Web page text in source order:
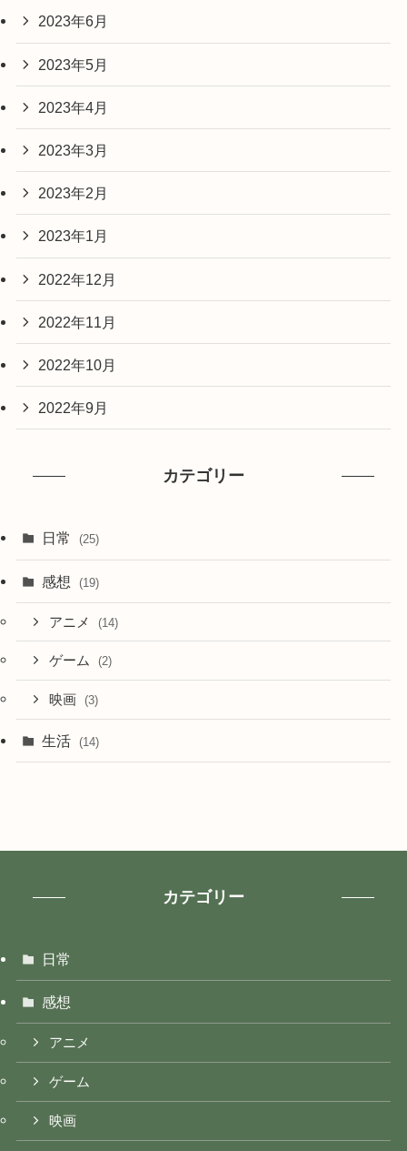
2023年6月
2023年5月
2023年4月
2023年3月
2023年2月
2023年1月
2022年12月
2022年11月
2022年10月
2022年9月
カテゴリー
日常 (25)
感想 (19)
アニメ (14)
ゲーム (2)
映画 (3)
生活 (14)
カテゴリー
日常
感想
アニメ
ゲーム
映画